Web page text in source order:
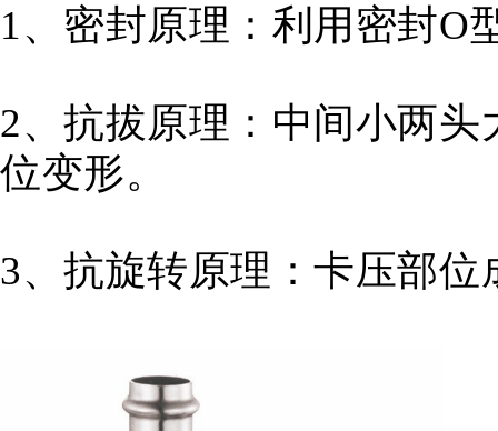
1、密封原理： 利用密封O
2、抗拔原理： 中间小两头
位变形。
3、抗旋转原理：卡压部位